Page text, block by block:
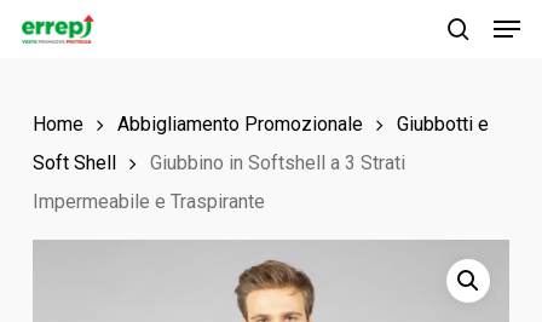
Skip
contentHome Abbigliamento Promozionale
Giubbotti e
Soft Shell
Giubbino in Softshell a 3 Strati
Impermeabile e Traspirante